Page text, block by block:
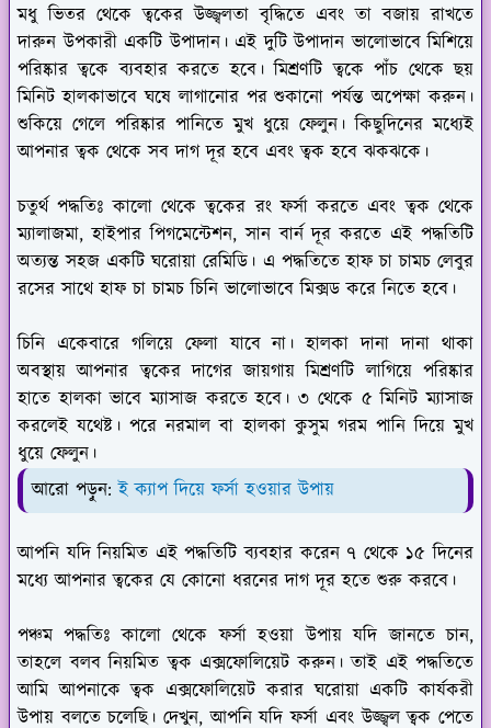
মধু ভিতর থেকে ত্বকের উজ্জ্বলতা বৃদ্ধিতে এবং তা বজায় রাখতে
দারুন উপকারী একটি উপাদান। এই দুটি উপাদান ভালোভাবে মিশিয়ে
পরিষ্কার ত্বকে ব্যবহার করতে হবে। মিশ্রণটি ত্বকে পাঁচ থেকে ছয়
মিনিট হালকাভাবে ঘষে লাগানোর পর শুকানো পর্যন্ত অপেক্ষা করুন।
শুকিয়ে গেলে পরিষ্কার পানিতে মুখ ধুয়ে ফেলুন। কিছুদিনের মধ্যেই
আপনার ত্বক থেকে সব দাগ দূর হবে এবং ত্বক হবে ঝকঝকে।
চতুর্থ পদ্ধতিঃ কালো থেকে ত্বকের রং ফর্সা করতে এবং ত্বক থেকে
ম্যালাজমা, হাইপার পিগমেন্টেশন, সান বার্ন দূর করতে এই পদ্ধতিটি
অত্যন্ত সহজ একটি ঘরোয়া রেমিডি। এ পদ্ধতিতে হাফ চা চামচ লেবুর
রসের সাথে হাফ চা চামচ চিনি ভালোভাবে মিক্সড করে নিতে হবে।
চিনি একেবারে গলিয়ে ফেলা যাবে না। হালকা দানা দানা থাকা
অবস্থায় আপনার ত্বকের দাগের জায়গায় মিশ্রণটি লাগিয়ে পরিষ্কার
হাতে হালকা ভাবে ম্যাসাজ করতে হবে। ৩ থেকে ৫ মিনিট ম্যাসাজ
করলেই যথেষ্ট। পরে নরমাল বা হালকা কুসুম গরম পানি দিয়ে মুখ
ধুয়ে ফেলুন।
আরো পড়ুন:ই ক্যাপ দিয়ে ফর্সা হওয়ার উপায়
আপনি যদি নিয়মিত এই পদ্ধতিটি ব্যবহার করেন ৭ থেকে ১৫ দিনের
মধ্যে আপনার ত্বকের যে কোনো ধরনের দাগ দূর হতে শুরু করবে।
পঞ্চম পদ্ধতিঃ কালো থেকে ফর্সা হওয়া উপায় যদি জানতে চান,
তাহলে বলব নিয়মিত ত্বক এক্সফোলিয়েট করুন। তাই এই পদ্ধতিতে
আমি আপনাকে ত্বক এক্সফোলিয়েট করার ঘরোয়া একটি কার্যকরী
উপায় বলতে চলেছি। দেখুন, আপনি যদি ফর্সা এবং উজ্জ্বল ত্বক পেতে